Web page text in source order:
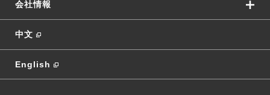
会社情報
中文
English